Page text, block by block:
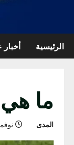
الرئيسية
ما هي
المدى نوفمبر